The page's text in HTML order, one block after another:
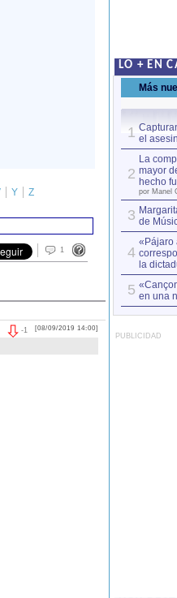
Y Z
1
[08/09/2019 14:00]
-1
LO + EN
Más
1 el
2
La
mayor
hecho
por Manel
3 de
4
«Pájaro
la
5 en una
PUBLICIDAD